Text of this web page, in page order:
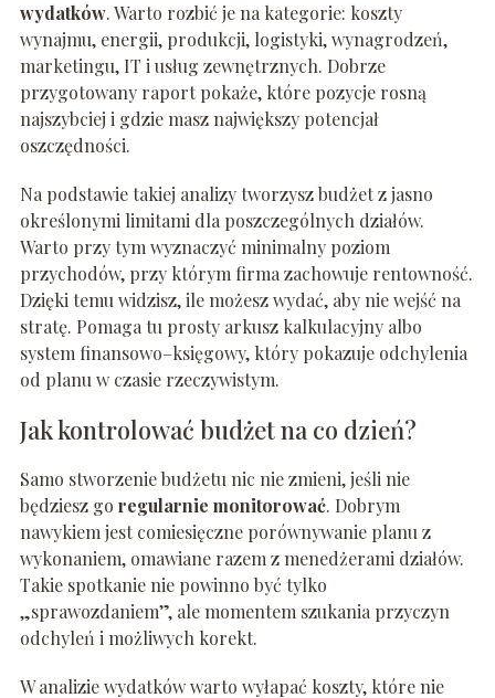
wydatków. Warto rozbić je na kategorie: koszty
wynajmu, energii, produkcji, logistyki, wynagrodzeń,
marketingu, IT i usług zewnętrznych. Dobrze
przygotowany raport pokaże, które pozycje rosną
najszybciej i gdzie masz największy potencjał
oszczędności.
Na podstawie takiej analizy tworzysz budżet z jasno
określonymi limitami dla poszczególnych działów.
Warto przy tym wyznaczyć minimalny poziom
przychodów, przy którym firma zachowuje rentowność.
Dzięki temu widzisz, ile możesz wydać, aby nie wejść na
stratę. Pomaga tu prosty arkusz kalkulacyjny albo
system finansowo–księgowy, który pokazuje odchylenia
od planu w czasie rzeczywistym.
Jak kontrolować budżet na co dzień?
Samo stworzenie budżetu nic nie zmieni, jeśli nie
będziesz go regularnie monitorować. Dobrym
nawykiem jest comiesięczne porównywanie planu z
wykonaniem, omawiane razem z menedżerami działów.
Takie spotkanie nie powinno być tylko
„sprawozdaniem”, ale momentem szukania przyczyn
odchyleń i możliwych korekt.
W analizie wydatków warto wyłapać koszty, które nie